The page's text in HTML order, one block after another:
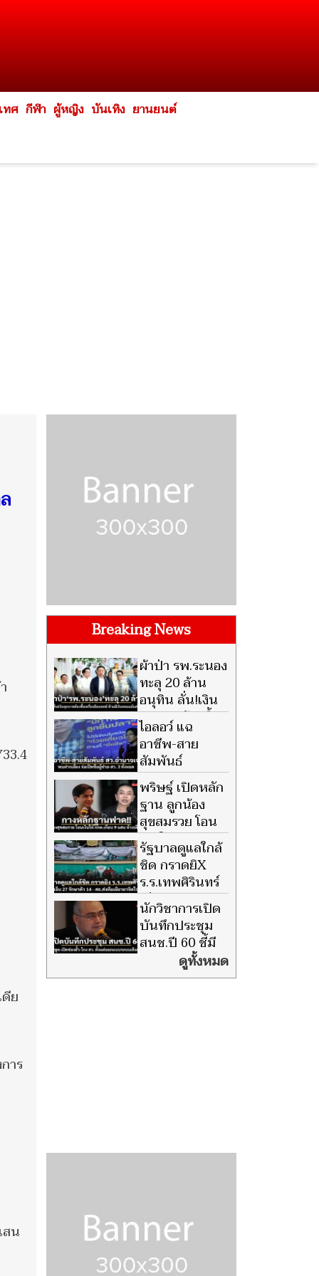
ทศ กีฬา ผู้หญิง บันเทิง ยานยนต์
ย
าร
สน
Breaking News
ผ้าป่า รพ.ระนอง
ทะลุ 20 ล้าน
อนุทิน ลั่น!เงิน
ทุกบาทต้องซื้อ
เครื่องมือแพทย์ ห้ามมีเงินทอน
แม้แต่แดงเดียว
ไอลอว์ แฉ
อาชีพ-สาย
สัมพันธ์
สว.อำนาจเจริญ
พบฝากเลี้ยง จ่อเปิดชื่อผู้ช่วย-
สว. 3 ทั้งหมด งงขายก๋วยเตี๋ยว
อะไรกันแน่
พริษฐ์ เปิดหลัก
ฐาน ลูกน้อง
สุขสมรวย โอน
เงินให้
กกต.เกือบ 9 แสน ห้วงเลือกสว.
ชี้เส้นเงินชัด ชงเร่งส่งศาล
รัฐบาลดูแลใกล้
ชิด กราดยิX
ร.ร.เทพศิรินทร์
เจ็บ 27 รักษาตัว
14 - สธ.ส่งทีมเยียวยาจิตใจ
นักวิชาการเปิด
บันทึกประชุม
สนช.ปี 60 ชี้มี
การพูด-เปิดช่อง
ฮั้ว-โกง สว. ตั้งแต่ออกแบบระบบ
ดูทั้งหมด